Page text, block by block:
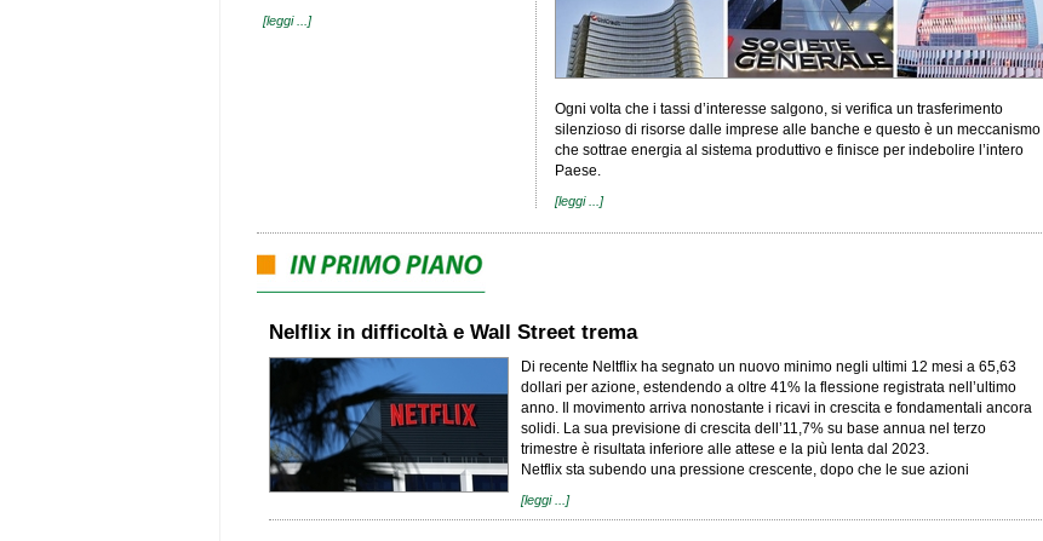
[leggi ...]
Ogni volta che i tassi d’interesse salgono, si verifica un trasferimento
silenzioso di risorse dalle imprese alle banche e questo è un meccanismo
che sottrae energia al sistema produttivo e finisce per indebolire l’intero
Paese.
[leggi ...]
Nelflix in difficoltà e Wall Street trema
Di recente Neltflix ha segnato un nuovo minimo negli ultimi 12 mesi a 65,63
dollari per azione, estendendo a oltre 41% la flessione registrata nell’ultimo
anno. Il movimento arriva nonostante i ricavi in crescita e fondamentali ancora
solidi. La sua previsione di crescita dell’11,7% su base annua nel terzo
trimestre è risultata inferiore alle attese e la più lenta dal 2023.
Netflix sta subendo una pressione crescente, dopo che le sue azioni
[leggi ...]